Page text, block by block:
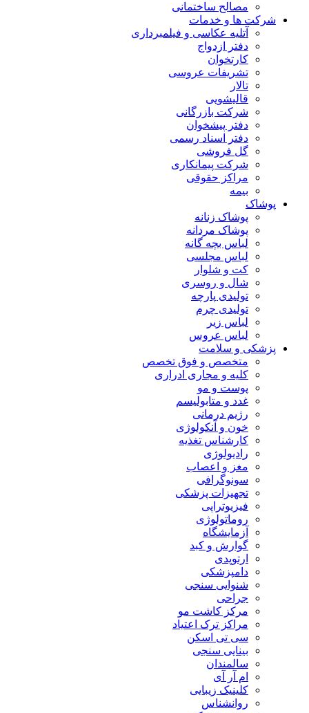
مصالح ساختمانی
شرکت ها و خدمات
آتلیه عکاسی و فیلمبرداری
دفتر ازدواج
کارتخوان
تشریفات عروسی
تالار
قالیشویی
شرکت بازرگانی
دفتر پیشخوان
دفتر اسناد رسمی
گل فروشی
شرکت پیمانکاری
مراکز حقوقی
بیمه
پوشاک
پوشاک زنانه
پوشاک مردانه
لباس بچه گانه
لباس مجلسی
کت و شلوار
شال و روسری
تولیدی پارچه
تولیدی چرم
لباس زیر
لباس عروس
پزشکی و سلامت
متخصص و فوق تخصص
کلیه و مجاری ادراری
پوست و مو
غدد و متابولیسم
رژیم درمانی
خون و آنکولوژی
کارشناس تغذیه
رادیولوژی
مغز و اعصاب
سونوگرافی
تجهیزات پزشکی
فیزیوتراپی
روماتولوژی
آزمایشگاه
گوارش و کبد
ارتوپدی
دامپزشکی
شنوایی سنجی
جراحی
مرکز کاشت مو
مراکز ترک اعتیاد
سی تی اسکن
بینایی سنجی
سالمندان
ام آر آی
کلینیک زیبایی
روانشناس